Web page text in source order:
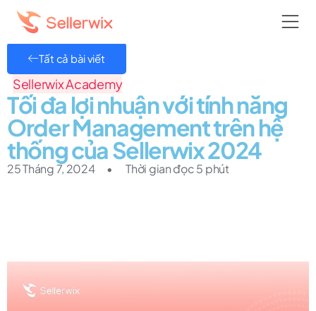
Tất cả bài viết
Sellerwix Academy
Tối đa lợi nhuận với tính năng
Order Management trên hệ
thống của Sellerwix 2024
25 Tháng 7, 2024 • Thời gian đọc 5 phút